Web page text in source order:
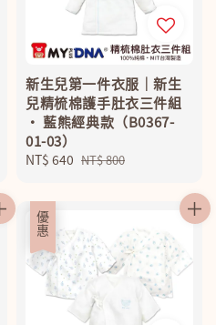
新生兒第一件衣服｜新生
兒精梳棉護手肚衣三件組
‧ 藍熊經典款（B0367-
01-03）
Sale
NT$ 640 Regular
NT$ 800
優惠